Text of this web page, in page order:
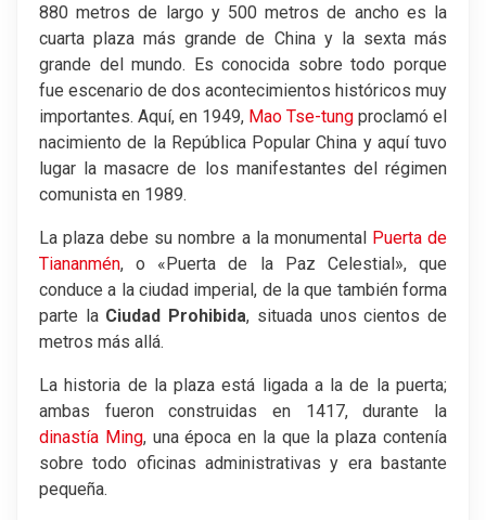
880 metros de largo y 500 metros de ancho es la
cuarta plaza más grande de China y la sexta más
grande del mundo. Es conocida sobre todo porque
fue escenario de dos acontecimientos históricos muy
importantes. Aquí, en 1949, Mao Tse-tung proclamó el
nacimiento de la República Popular China y aquí tuvo
lugar la masacre de los manifestantes del régimen
comunista en 1989.
La plaza debe su nombre a la monumental Puerta de
Tiananmén, o «Puerta de la Paz Celestial», que
conduce a la ciudad imperial, de la que también forma
parte la Ciudad Prohibida, situada unos cientos de
metros más allá.
La historia de la plaza está ligada a la de la puerta;
ambas fueron construidas en 1417, durante la
dinastía Ming, una época en la que la plaza contenía
sobre todo oficinas administrativas y era bastante
pequeña.